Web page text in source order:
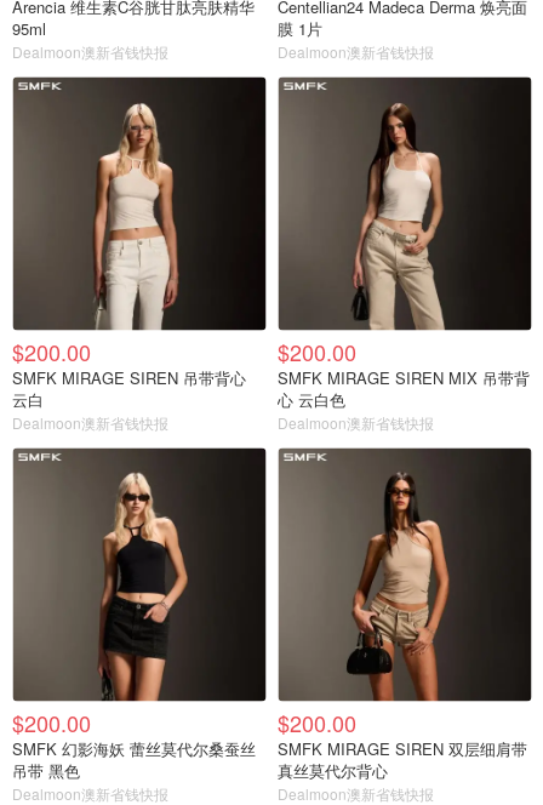
Arencia 维生素C谷胱甘肽亮肤精华
95ml
Dealmoon澳新省钱快报
Centellian24 Madeca Derma 焕亮面
膜 1片
Dealmoon澳新省钱快报
$200.00
SMFK MIRAGE SIREN 吊带背心
云白
Dealmoon澳新省钱快报
$200.00
SMFK MIRAGE SIREN MIX 吊带背
心 云白色
Dealmoon澳新省钱快报
$200.00
SMFK 幻影海妖 蕾丝莫代尔桑蚕丝
吊带 黑色
Dealmoon澳新省钱快报
$200.00
SMFK MIRAGE SIREN 双层细肩带
真丝莫代尔背心
Dealmoon澳新省钱快报